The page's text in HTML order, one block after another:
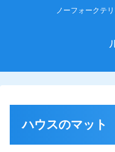
ノーフォークテ
ハウスのマット